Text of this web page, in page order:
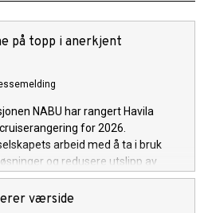
på topp i anerkjent
NABU har rangert Havila
for 2026.
arbeid med å ta i bruk
og redusere utslipp av
langs norskekysten. Som i
standarden for
værside